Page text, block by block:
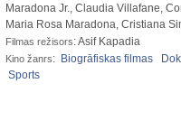
Maradona Jr., Claudia Villafane,
Maria Rosa Maradona, Cristiana
Filmas režisors: Asif Kapadia
Kino žanrs: Biogrāfiskas filmas
Sports